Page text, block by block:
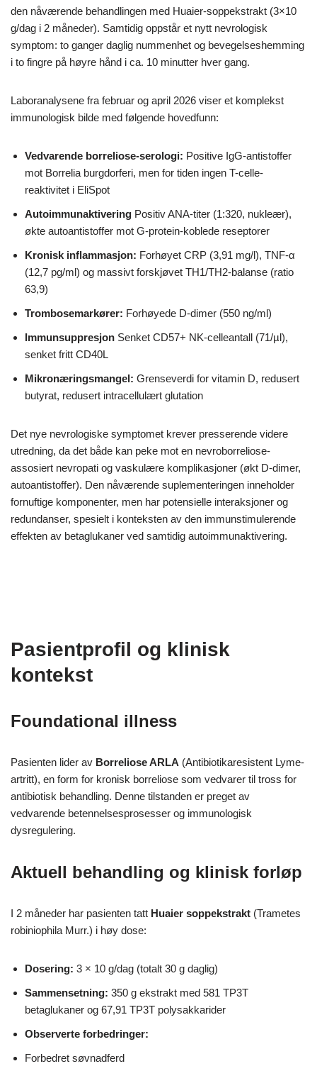
den nåværende behandlingen med Huaier-soppekstrakt (3×10
g/dag i 2 måneder). Samtidig oppstår et nytt nevrologisk
symptom: to ganger daglig nummenhet og bevegelseshemming
i to fingre på høyre hånd i ca. 10 minutter hver gang.
Laboranalysene fra februar og april 2026 viser et komplekst
immunologisk bilde med følgende hovedfunn:
Vedvarende borreliose-serologi: Positive IgG-antistoffer
mot Borrelia burgdorferi, men for tiden ingen T-celle-
reaktivitet i EliSpot
Autoimmunaktivering Positiv ANA-titer (1:320, nukleær),
økte autoantistoffer mot G-protein-koblede reseptorer
Kronisk inflammasjon: Forhøyet CRP (3,91 mg/l), TNF-α
(12,7 pg/ml) og massivt forskjøvet TH1/TH2-balanse (ratio
63,9)
Trombosemarkører: Forhøyede D-dimer (550 ng/ml)
Immunsuppresjon Senket CD57+ NK-celleantall (71/µl),
senket fritt CD40L
Mikronæringsmangel: Grenseverdi for vitamin D, redusert
butyrat, redusert intracellulært glutation
Det nye nevrologiske symptomet krever presserende videre
utredning, da det både kan peke mot en nevroborreliose-
assosiert nevropati og vaskulære komplikasjoner (økt D-dimer,
autoantistoffer). Den nåværende suplementeringen inneholder
fornuftige komponenter, men har potensielle interaksjoner og
redundanser, spesielt i konteksten av den immunstimulerende
effekten av betaglukaner ved samtidig autoimmunaktivering.
Pasientprofil og klinisk
kontekst
Foundational illness
Pasienten lider av Borreliose ARLA (Antibiotikaresistent Lyme-
artritt), en form for kronisk borreliose som vedvarer til tross for
antibiotisk behandling. Denne tilstanden er preget av
vedvarende betennelsesprosesser og immunologisk
dysregulering.
Aktuell behandling og klinisk forløp
I 2 måneder har pasienten tatt Huaier soppekstrakt (Trametes
robiniophila Murr.) i høy dose:
Dosering: 3 × 10 g/dag (totalt 30 g daglig)
Sammensetning: 350 g ekstrakt med 581 TP3T
betaglukaner og 67,91 TP3T polysakkarider
Observerte forbedringer:
Forbedret søvnadferd